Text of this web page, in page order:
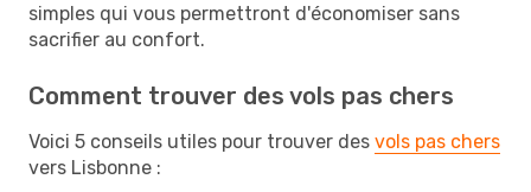
simples qui vous permettront d'économiser sans
sacrifier au confort.
Comment trouver des vols pas chers
Voici 5 conseils utiles pour trouver des vols pas chers
vers Lisbonne :